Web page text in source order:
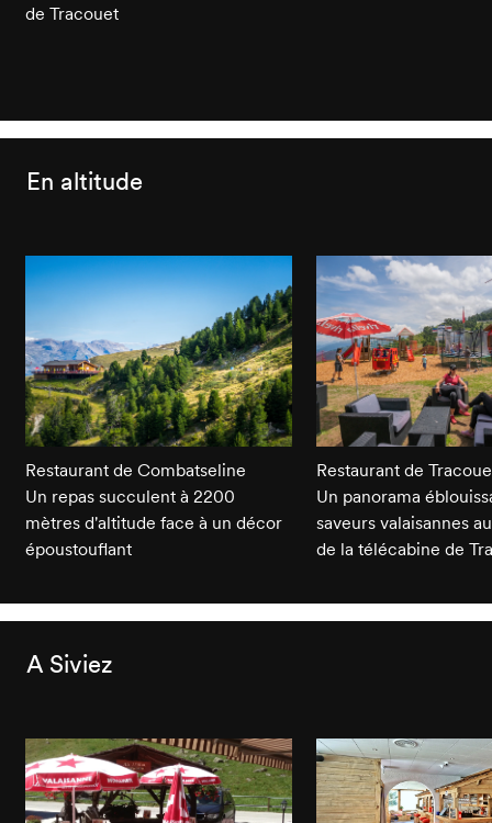
de Tracouet
En altitude
Restaurant de Combatseline
Un repas succulent à 2200
mètres d'altitude face à un décor
époustouflant
Restaurant de
Un panorama
saveurs valaisannes
de la télécabine de
A Siviez